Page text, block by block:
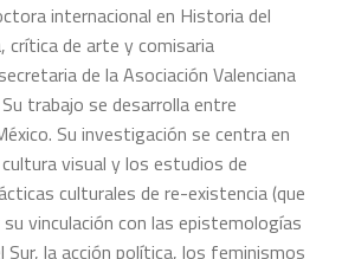
internacional en Historia del
crítica de arte y comisaria
de la Asociación Valenciana
trabajo se desarrolla entre
Su investigación se centra en
visual y los estudios de
culturales de re-existencia (que
vinculación con las epistemologías
la acción política, los feminismos